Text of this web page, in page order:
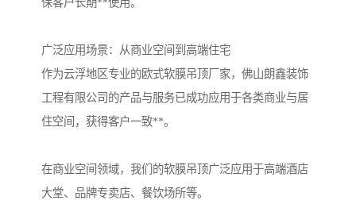
保客户长期**使用。
广泛应用场景：从商业空间到高端住宅
作为云浮地区专业的欧式软膜吊顶厂家，佛山朗鑫装饰
工程有限公司的产品与服务已成功应用于各类商业与居
住空间，获得客户一致**。
在商业空间领域，我们的软膜吊顶广泛应用于高端酒店
大堂、品牌专卖店、餐饮场所等。